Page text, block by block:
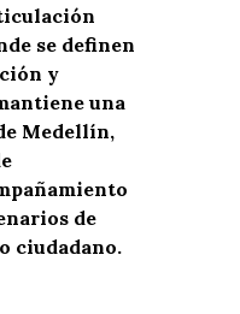
se definen
y
una
Medellín,
de
ciudadano.